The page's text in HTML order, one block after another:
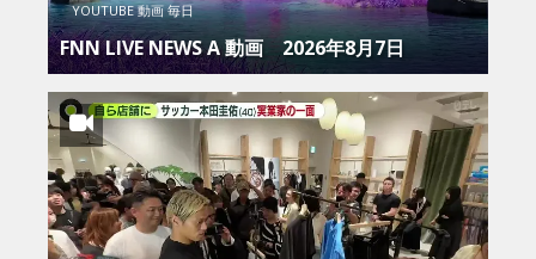
YOUTUBE 動画 毎日
FNN LIVE NEWS Α 動画 2026年8月7日